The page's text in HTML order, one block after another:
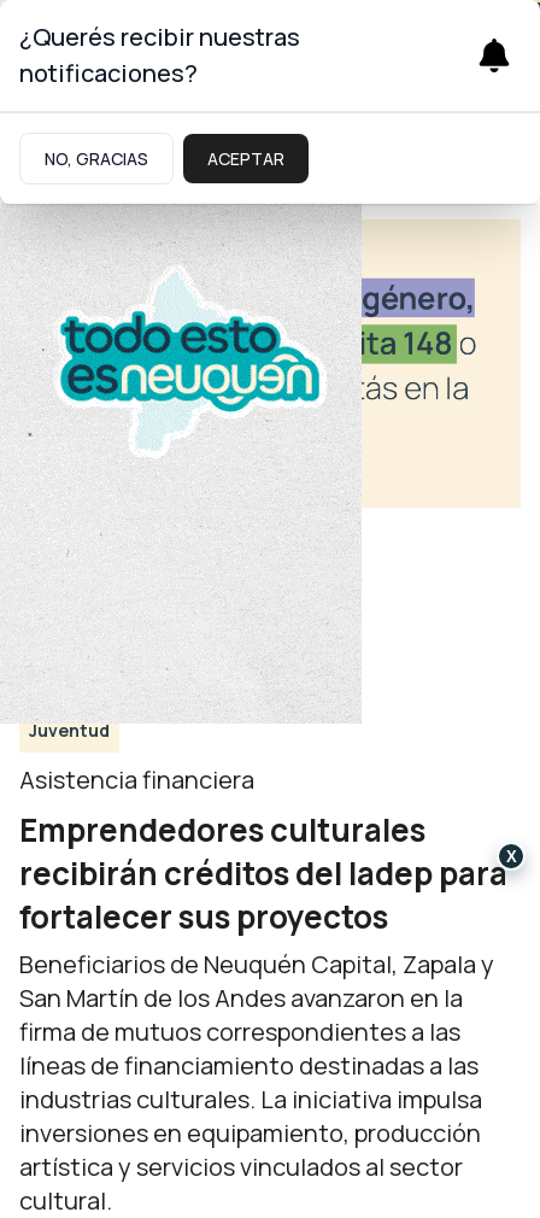
Juventud
Asistencia financiera
Emprendedores culturales
recibirán créditos del Iadep para
fortalecer sus proyectos
Beneficiarios de Neuquén Capital, Zapala y
San Martín de los Andes avanzaron en la
firma de mutuos correspondientes a las
líneas de financiamiento destinadas a las
industrias culturales. La iniciativa impulsa
inversiones en equipamiento, producción
artística y servicios vinculados al sector
cultural.
¿Querés recibir nuestras
notificaciones?
NO, GRACIAS ACEPTAR
X